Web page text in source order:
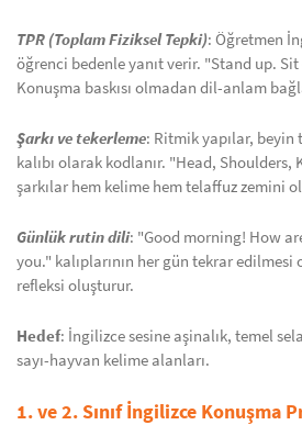
TPR (Toplam Fiziksel Tepki): Öğretmen
öğrenci bedenle yanıt verir. "Stand up.
Konuşma baskısı olmadan dil-anlam
Şarkı ve tekerleme: Ritmik yapılar, beyin
kalıbı olarak kodlanır. "Head, Shoulders,
şarkılar hem kelime hem telaffuz zemini
Günlük rutin dili: "Good morning! How
you." kalıplarının her gün tekrar
refleksi oluşturur.
Hedef: İngilizce sesine aşinalık, temel
sayı-hayvan kelime alanları.
1. ve 2. Sınıf İngilizce Konuşma